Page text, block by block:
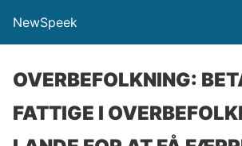
NewSpeek
OVERBEFOLKNING:
FATTIGE I